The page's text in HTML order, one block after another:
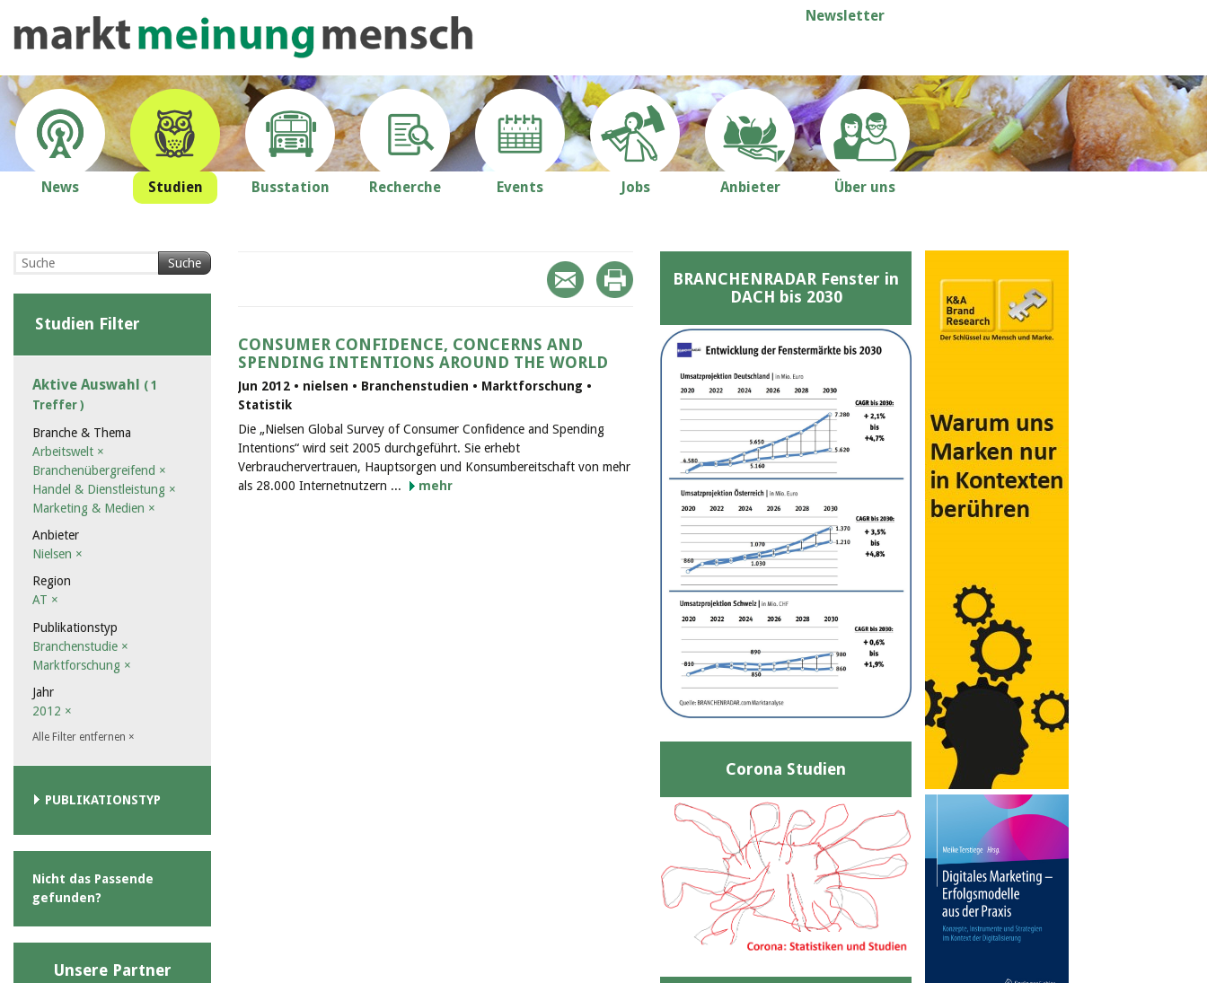
Newsletter
News Studien Busstation Recherche Events Jobs Anbieter Über uns
CONSUMER CONFIDENCE, CONCERNS AND
SPENDING INTENTIONS AROUND THE WORLD
Jun 2012 • nielsen • Branchenstudien • Marktforschung •
Statistik
Die „Nielsen Global Survey of Consumer Confidence and Spending
Intentions“ wird seit 2005 durchgeführt. Sie erhebt
Verbrauchervertrauen, Hauptsorgen und Konsumbereitschaft von mehr
als 28.000 Internetnutzern ...
mehr
Suche
Studien Filter
Aktive Auswahl ( 1
Treffer )
Branche & Thema
Arbeitswelt ×
Branchenübergreifend ×
Handel & Dienstleistung ×
Marketing & Medien ×
Anbieter
Nielsen ×
Region
AT ×
Publikationstyp
Branchenstudie ×
Marktforschung ×
Jahr
2012 ×
Alle Filter entfernen ×
PUBLIKATIONSTYP
Nicht das Passende
gefunden?
Unsere Partner
BRANCHENRADAR Fenster in
DACH bis 2030
Corona Studien